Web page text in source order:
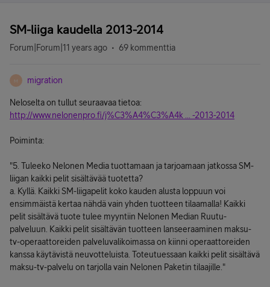
SM-liiga kaudella 2013-2014
Forum|Forum|11 years ago 69 kommenttia
M migration
Neloselta on tullut seuraavaa tietoa:
http://www.nelonenpro.fi/j%C3%A4%C3%A4k ... -2013-2014
Poiminta:
"5. Tuleeko Nelonen Media tuottamaan ja tarjoamaan jatkossa SM-
liigan kaikki pelit sisältävää tuotetta?
a. Kyllä. Kaikki SM-liigapelit koko kauden alusta loppuun voi
ensimmäistä kertaa nähdä vain yhden tuotteen tilaamalla! Kaikki
pelit sisältävä tuote tulee myyntiin Nelonen Median Ruutu-
palveluun. Kaikki pelit sisältävän tuotteen lanseeraaminen maksu-
tv-operaattoreiden palveluvalikoimassa on kiinni operaattoreiden
kanssa käytävistä neuvotteluista. Toteutuessaan kaikki pelit sisältävä
maksu-tv-palvelu on tarjolla vain Nelonen Paketin tilaajille."